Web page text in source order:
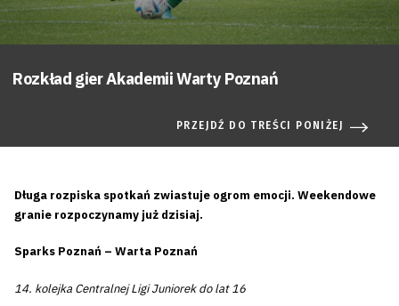
Rozkład gier Akademii Warty Poznań
PRZEJDŹ DO TREŚCI PONIŻEJ
Długa rozpiska spotkań zwiastuje ogrom emocji. Weekendowe
granie rozpoczynamy już dzisiaj.
Sparks Poznań – Warta Poznań
14. kolejka Centralnej Ligi Juniorek do lat 16